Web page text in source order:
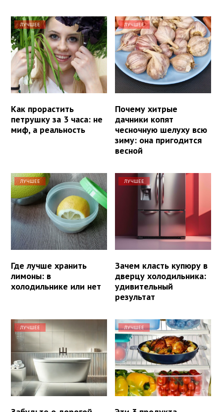
ЛУЧШЕЕ
Как прорастить
петрушку за 3 часа: не
миф, а реальность
ЛУЧШЕЕ
Почему хитрые
дачники копят
чесночную шелуху всю
зиму: она пригодится
весной
ЛУЧШЕЕ
Где лучше хранить
лимоны: в
холодильнике или нет
ЛУЧШЕЕ
Зачем класть купюру в
дверцу холодильника:
удивительный
результат
ЛУЧШЕЕ ЛУЧШЕЕ